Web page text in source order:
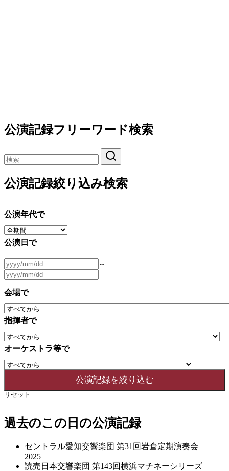
公演記録フリーワード検索
公演記録絞り込み検索
公演年代で
公演日で
～
会場で
指揮者で
オーケストラ等で
リセット
過去のこの日の公演記録
セントラル愛知交響楽団 第31回岩倉定期演奏会
2025
読売日本交響楽団 第143回横浜マチネーシリーズ